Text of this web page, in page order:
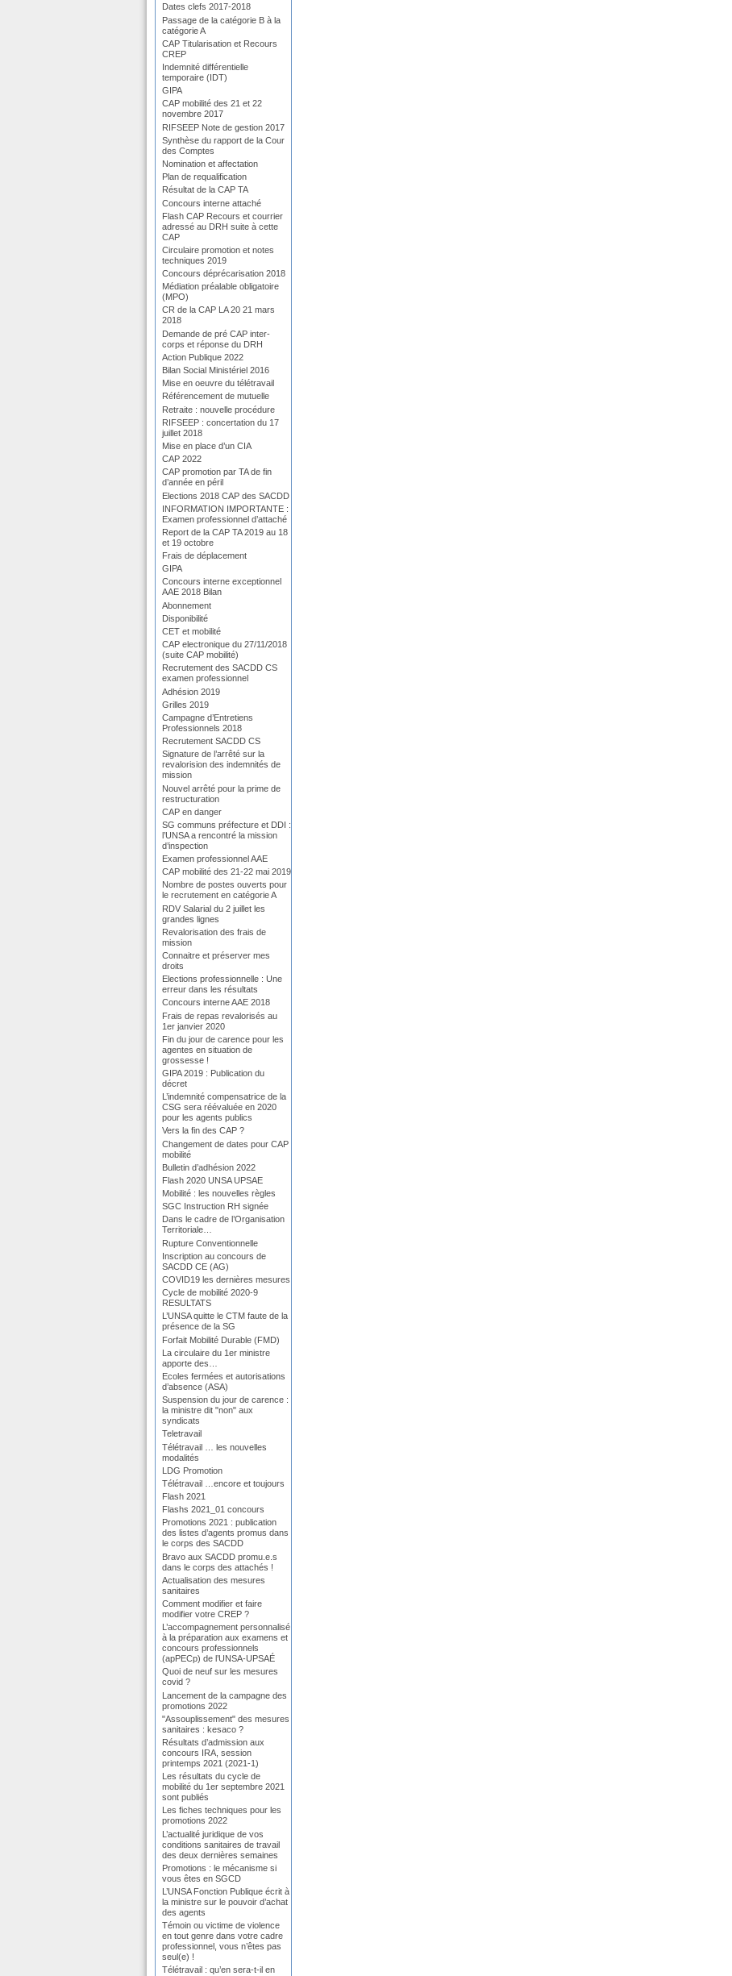
Dates clefs 2017-2018
Passage de la catégorie B à la
catégorie A
CAP Titularisation et Recours
CREP
Indemnité différentielle
temporaire (IDT)
GIPA
CAP mobilité des 21 et 22
novembre 2017
RIFSEEP Note de gestion 2017
Synthèse du rapport de la Cour
des Comptes
Nomination et affectation
Plan de requalification
Résultat de la CAP TA
Concours interne attaché
Flash CAP Recours et courrier
adressé au DRH suite à cette
CAP
Circulaire promotion et notes
techniques 2019
Concours déprécarisation 2018
Médiation préalable obligatoire
(MPO)
CR de la CAP LA 20 21 mars
2018
Demande de pré CAP inter-
corps et réponse du DRH
Action Publique 2022
Bilan Social Ministériel 2016
Mise en oeuvre du télétravail
Référencement de mutuelle
Retraite : nouvelle procédure
RIFSEEP : concertation du 17
juillet 2018
Mise en place d’un CIA
CAP 2022
CAP promotion par TA de fin
d’année en péril
Elections 2018 CAP des SACDD
INFORMATION IMPORTANTE :
Examen professionnel d’attaché
Report de la CAP TA 2019 au 18
et 19 octobre
Frais de déplacement
GIPA
Concours interne exceptionnel
AAE 2018 Bilan
Abonnement
Disponibilité
CET et mobilité
CAP electronique du 27/11/2018
(suite CAP mobilité)
Recrutement des SACDD CS
examen professionnel
Adhésion 2019
Grilles 2019
Campagne d’Entretiens
Professionnels 2018
Recrutement SACDD CS
Signature de l’arrêté sur la
revalorision des indemnités de
mission
Nouvel arrêté pour la prime de
restructuration
CAP en danger
SG communs préfecture et DDI :
l’UNSA a rencontré la mission
d’inspection
Examen professionnel AAE
CAP mobilité des 21-22 mai 2019
Nombre de postes ouverts pour
le recrutement en catégorie A
RDV Salarial du 2 juillet les
grandes lignes
Revalorisation des frais de
mission
Connaitre et préserver mes
droits
Elections professionnelle : Une
erreur dans les résultats
Concours interne AAE 2018
Frais de repas revalorisés au
1er janvier 2020
Fin du jour de carence pour les
agentes en situation de
grossesse !
GIPA 2019 : Publication du
décret
L’indemnité compensatrice de la
CSG sera réévaluée en 2020
pour les agents publics
Vers la fin des CAP ?
Changement de dates pour CAP
mobilité
Bulletin d’adhésion 2022
Flash 2020 UNSA UPSAE
Mobilité : les nouvelles règles
SGC Instruction RH signée
Dans le cadre de l’Organisation
Territoriale…
Rupture Conventionnelle
Inscription au concours de
SACDD CE (AG)
COVID19 les dernières mesures
Cycle de mobilité 2020-9
RESULTATS
L’UNSA quitte le CTM faute de la
présence de la SG
Forfait Mobilité Durable (FMD)
La circulaire du 1er ministre
apporte des…
Ecoles fermées et autorisations
d’absence (ASA)
Suspension du jour de carence :
la ministre dit "non" aux
syndicats
Teletravail
Télétravail … les nouvelles
modalités
LDG Promotion
Télétravail …encore et toujours
Flash 2021
Flashs 2021_01 concours
Promotions 2021 : publication
des listes d’agents promus dans
le corps des SACDD
Bravo aux SACDD promu.e.s
dans le corps des attachés !
Actualisation des mesures
sanitaires
Comment modifier et faire
modifier votre CREP ?
L’accompagnement personnalisé
à la préparation aux examens et
concours professionnels
(apPECp) de l’UNSA-UPSAÉ
Quoi de neuf sur les mesures
covid ?
Lancement de la campagne des
promotions 2022
"Assouplissement" des mesures
sanitaires : kesaco ?
Résultats d’admission aux
concours IRA, session
printemps 2021 (2021-1)
Les résultats du cycle de
mobilité du 1er septembre 2021
sont publiés
Les fiches techniques pour les
promotions 2022
L’actualité juridique de vos
conditions sanitaires de travail
des deux dernières semaines
Promotions : le mécanisme si
vous êtes en SGCD
L’UNSA Fonction Publique écrit à
la ministre sur le pouvoir d’achat
des agents
Témoin ou victime de violence
en tout genre dans votre cadre
professionnel, vous n’êtes pas
seul(e) !
Télétravail : qu’en sera-t-il en